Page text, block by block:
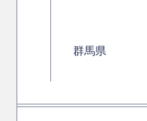
群馬県